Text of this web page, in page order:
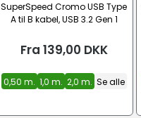
SuperSpeed Cromo USB Type
A til B kabel, USB 3.2 Gen 1
Fra 139,00 DKK
0,50 m. 1,0 m. 2,0 m. Se alle